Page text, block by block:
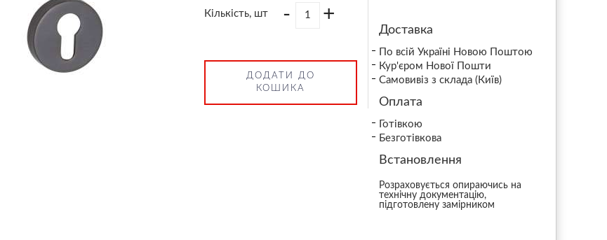
Кількість, шт - +
ДОДАТИ ДО
КОШИКА
Доставка
По всій Україні Новою Поштою
Кур'єром Нової Пошти
Самовивіз з склада (Київ)
Оплата
Готівкою
Безготівкова
Встановлення
Розраховується опираючись на
технічну документацію,
підготовлену замірником